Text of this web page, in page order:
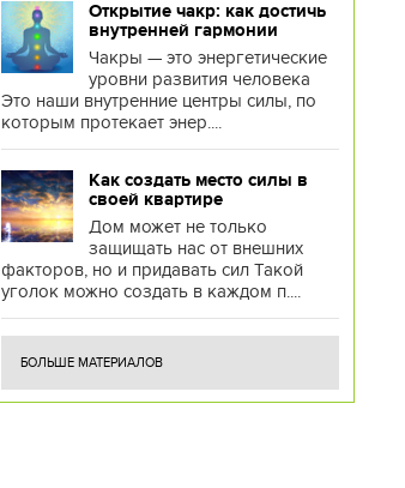
Открытие чакр: как достичь
внутренней гармонии
Чакры — это энергетические
уровни развития человека
Это наши внутренние центры силы, по
которым протекает энер....
Как создать место силы в
своей квартире
Дом может не только
защищать нас от внешних
факторов, но и придавать сил Такой
уголок можно создать в каждом п....
БОЛЬШЕ МАТЕРИАЛОВ